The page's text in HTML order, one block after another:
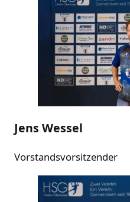
Jens Wessel
Vorstandsvorsitzender